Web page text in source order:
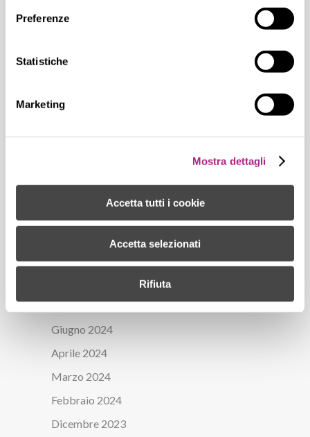
Preferenze
Statistiche
Marketing
Mostra dettagli
Accetta tutti i cookie
Accetta selezionati
Rifiuta
Ristoranti contro la Fame per celebrare 10
Surgiva con la SAT e “Freeze the Future”
Surgiva festeggia mezzo secolo di storia
Gennaio 2026
Ottobre 2025
Marzo 2025
Ottobre 2024
Giugno 2024
Aprile 2024
Marzo 2024
Febbraio 2024
Dicembre 2023